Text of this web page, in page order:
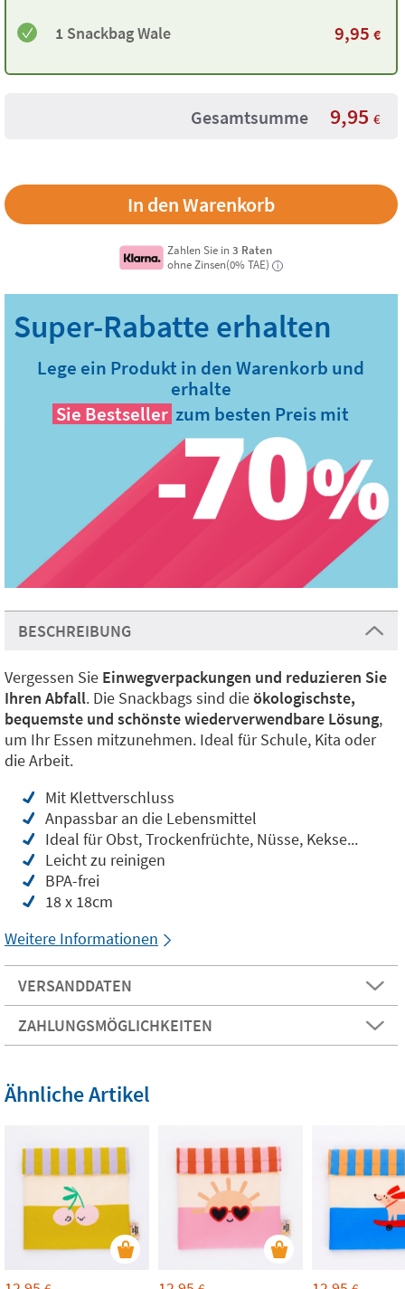
1 Snackbag Wale 9,95 €
Gesamtsumme 9,95 €
Zahlen Sie in3 Raten
ohne Zinsen(0% TAE)
i
Lege ein Produkt in den Warenkorb und
erhalte
Sie Bestseller zum besten Preis mit
BESCHREIBUNG
Vergessen Sie Einwegverpackungen und reduzieren Sie
Ihren Abfall. Die Snackbags sind dieökologischste,
bequemste und schönste wiederverwendbare Lösung,
um Ihr Essen mitzunehmen. Ideal für Schule, Kita oder
die Arbeit.
Mit Klettverschluss
Anpassbar an die Lebensmittel
Ideal für Obst, Trockenfrüchte, Nüsse, Kekse...
Leicht zu reinigen
BPA-frei
18 x 18cm
Weitere Informationen
VERSANDDATEN
ZAHLUNGSMÖGLICHKEITEN
Ähnliche Artikel